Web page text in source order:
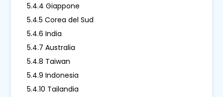
5.4.4 Giappone
5.4.5 Corea del Sud
5.4.6 India
5.4.7 Australia
5.4.8 Taiwan
5.4.9 Indonesia
5.4.10 Tailandia